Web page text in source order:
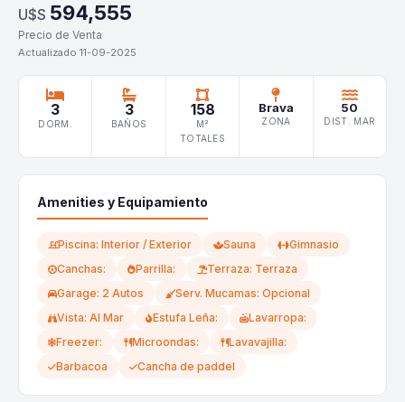
U$S 594,555
Precio de Venta
Actualizado 11-09-2025
3
DORM.
3
BAÑOS
158
M²
TOTALES
Brava
ZONA
50
DIST. MAR
Amenities y Equipamiento
Piscina: Interior / Exterior Sauna
Gimnasio
Canchas:
Parrilla:
Terraza: Terraza
Garage: 2 Autos
Serv. Mucamas: Opcional
Vista: Al Mar
Estufa Leña:
Lavarropa:
Freezer:
Microondas:
Lavavajilla:
Barbacoa
Cancha de paddel